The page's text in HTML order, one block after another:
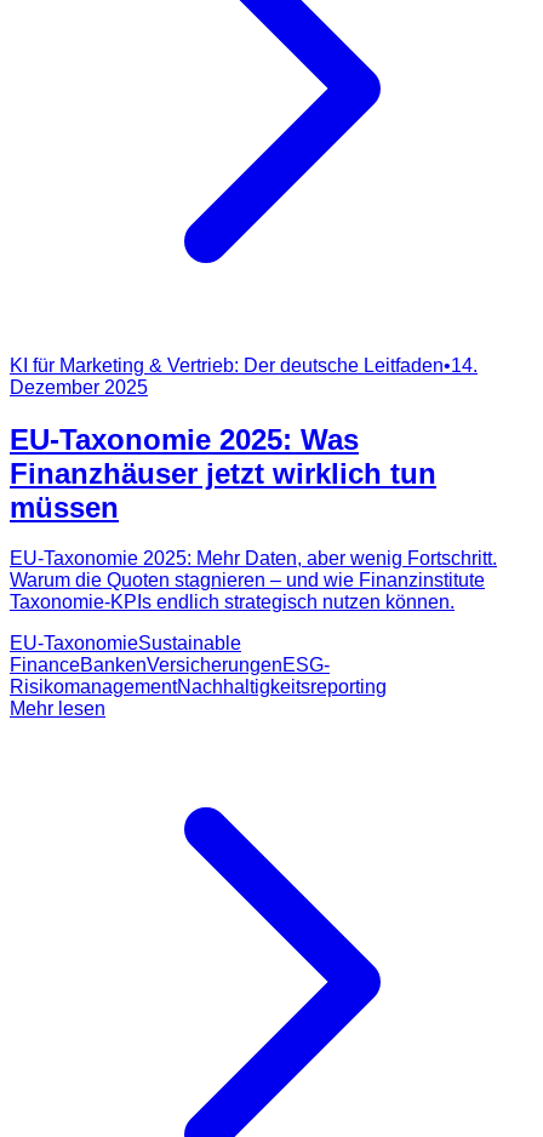
KI für Marketing & Vertrieb: Der deutsche Leitfaden•14.
Dezember 2025
EU-Taxonomie 2025: Was
Finanzhäuser jetzt wirklich tun
müssen
EU‑Taxonomie 2025: Mehr Daten, aber wenig Fortschritt.
Warum die Quoten stagnieren – und wie Finanzinstitute
Taxonomie-KPIs endlich strategisch nutzen können.
EU-TaxonomieSustainable
FinanceBankenVersicherungenESG-
RisikomanagementNachhaltigkeitsreporting
Mehr lesen